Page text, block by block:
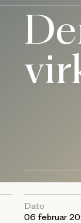
Dato
06 februar